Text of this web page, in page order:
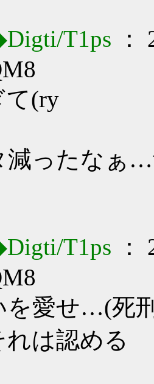
T1ps ：
て(ry
減ったなぁ
T1ps ：
を愛せ…(死
は認める